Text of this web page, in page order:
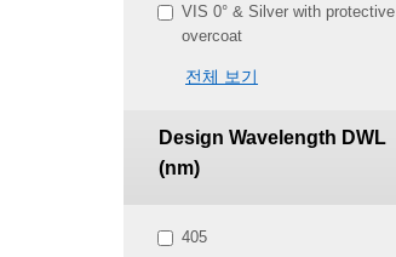
VIS 0° & Silver with protective
overcoat
전체 보기
Design Wavelength DWL
(nm)
405